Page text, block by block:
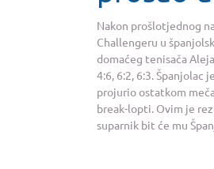
Nakon prošlotjednog
Challengeru u
domaćeg tenisača
4:6, 6:2, 6:3. Španjolac
projurio ostatkom
break-lopti. Ovim je
suparnik bit će mu